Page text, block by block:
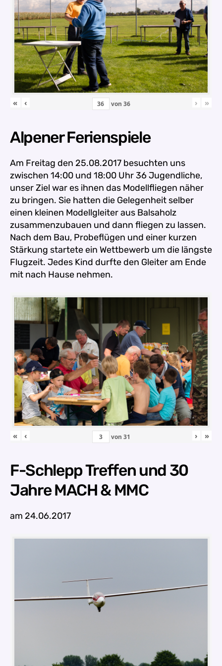
« ‹ von 36 › »
Alpener Ferienspiele
Am Freitag den 25.08.2017 besuchten uns
zwischen 14:00 und 18:00 Uhr 36 Jugendliche,
unser Ziel war es ihnen das Modellfliegen näher
zu bringen. Sie hatten die Gelegenheit selber
einen kleinen Modellgleiter aus Balsaholz
zusammenzubauen und dann fliegen zu lassen.
Nach dem Bau, Probeflügen und einer kurzen
Stärkung startete ein Wettbewerb um die längste
Flugzeit. Jedes Kind durfte den Gleiter am Ende
mit nach Hause nehmen.
« ‹ von 31 › »
F-Schlepp Treffen und 30
Jahre MACH & MMC
am 24.06.2017